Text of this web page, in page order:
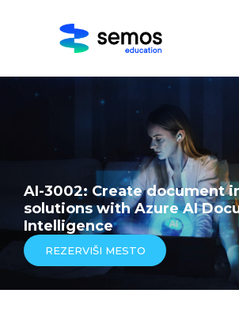
AI-3002: Create document
solutions with Azure AI
Intelligence
REZERVIŠI MESTO